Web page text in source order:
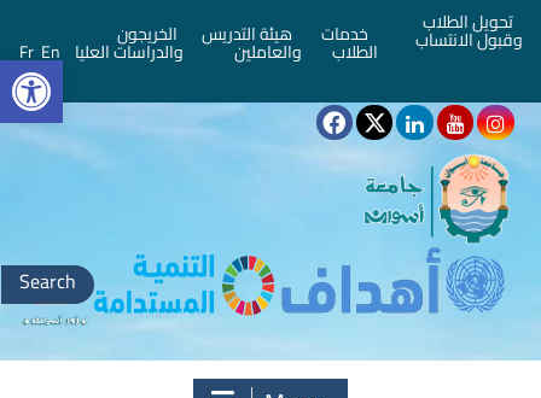
تحويل الطلاب
وقبول الانتساب خدمات
الطلاب
هيئة التدريس
والعاملين
الخريجون
والدراسات العليا En
Fr
Search
for: